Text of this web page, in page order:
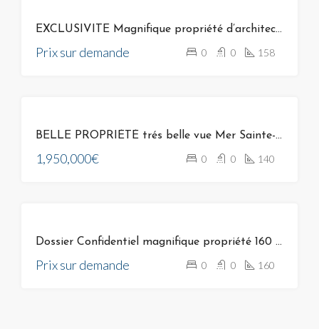
EXCLUSIVITE Magnifique propriété d’architecte unique à Bonifacio sur Golf de Spérone Corse
Prix sur demande 0 0 158
BELLE PROPRIÉTÉ trés belle vue Mer Sainte-Lucie-de-Porto-Vecchio
1,950,000€ 0 0 140
Dossier Confidentiel magnifique propriété 160 m² vue mer proche golf de spérone bonifacio 20169
Prix sur demande 0 0 160